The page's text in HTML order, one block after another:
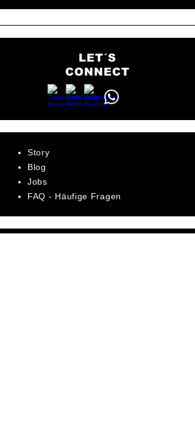
LET´S
CONNECT
Story
Blog
Jobs
FAQ - Häufige Fragen